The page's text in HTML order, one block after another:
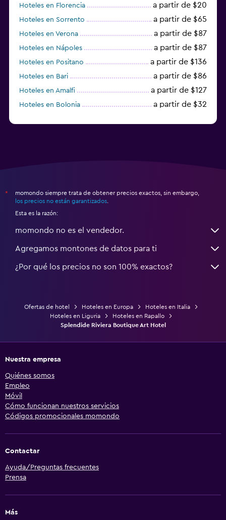
Hoteles en Florencia a partir de $20
Hoteles en Sorrento a partir de $65
Hoteles en Verona a partir de $87
Hoteles en Nápoles a partir de $87
Hoteles en Positano a partir de $136
Hoteles en Bari a partir de $86
Hoteles en Amalfi a partir de $127
Hoteles en Bolonia a partir de $32
*
momondo siempre trata de obtener precios exactos, sin embargo,
los precios no están garantizados
Esta es la razón:
momondo no es el vendedor.
Agregamos montones de datos para ti
¿Por qué los precios no son 100% exactos?
Ofertas de hotel Hoteles en Europa
Hoteles en Italia
Hoteles en Liguria
Hoteles en Rapallo
Splendide Riviera Boutique Art Hotel
Nuestra empresa
Quiénes somos
Empleo
Móvil
Cómo funcionan nuestros servicios
Códigos promocionales momondo
Contactar
Ayuda/Preguntas frecuentes
Prensa
Más